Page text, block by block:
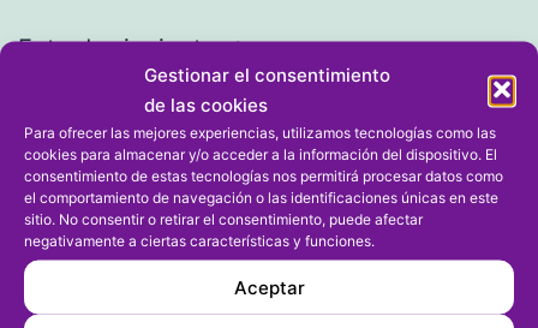
Gestionar el consentimiento
de las cookies
Para ofrecer las mejores experiencias, utilizamos tecnologías como las
cookies para almacenar y/o acceder a la información del dispositivo. El
consentimiento de estas tecnologías nos permitirá procesar datos como
el comportamiento de navegación o las identificaciones únicas en este
sitio. No consentir o retirar el consentimiento, puede afectar
negativamente a ciertas características y funciones.
Aceptar
Entrada siguiente
El Gorgos gana al Teulada Moraira
en el derbi, es líder en solitario y
sigue invicto